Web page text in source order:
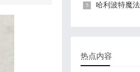
哈利波特魔
热点内容